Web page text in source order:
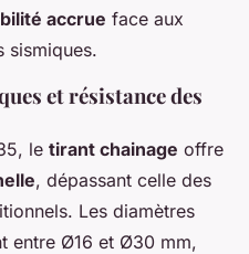
accrue face aux
sismiques.
et résistance des
le tirant chainage offre
, dépassant celle des
Les diamètres
entre Ø16 et Ø30 mm,